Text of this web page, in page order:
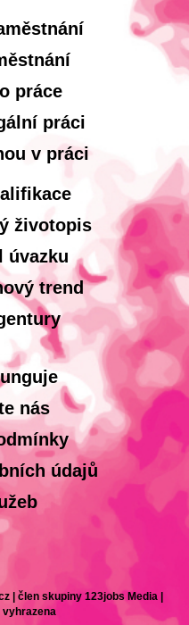
práce
práci
v práci
životopis
úvazku
trend
nás
údajů
| člen skupiny 123jobs Media |